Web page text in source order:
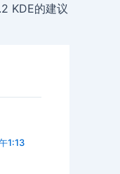
KDE的建议
1:13